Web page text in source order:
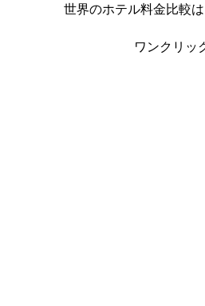
世界のホテル料金比較は
ワンクリッ